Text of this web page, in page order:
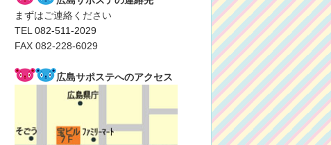
まずはご連絡ください
TEL082-511-2029
FAX 082-228-6029
広島サポステへのアクセス